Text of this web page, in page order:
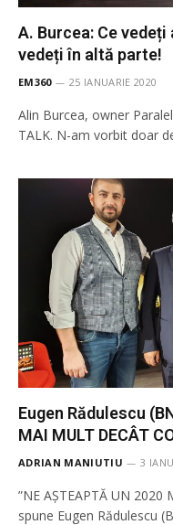
A. Burcea: Ce
vedeți în altă parte!
EM360 25 IANUARIE 2020
Alin Burcea, owner
TALK. N-am vorbit doar
Eugen Rădulescu
MAI MULT DECÂT
ADRIAN MANIUTIU 3
”NE AȘTEAPTĂ UN 2020
spune Eugen Rădulescu